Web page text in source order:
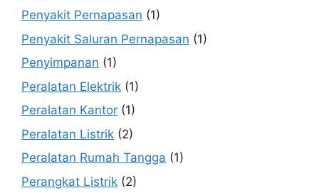
Penyakit Pernapasan (1)
Penyakit Saluran Pernapasan (1)
Penyimpanan (1)
Peralatan Elektrik (1)
Peralatan Kantor (1)
Peralatan Listrik (2)
Peralatan Rumah Tangga (1)
Perangkat Listrik (2)